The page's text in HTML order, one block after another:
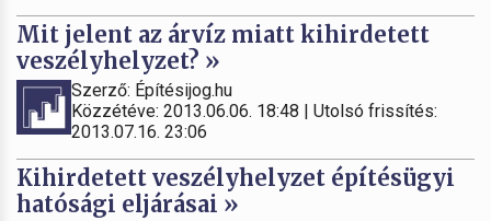
Mit jelent az árvíz miatt kihirdetett
veszélyhelyzet? »
Szerző: Építésijog.hu
Közzétéve: 2013.06.06. 18:48 | Utolsó frissítés:
2013.07.16. 23:06
Kihirdetett veszélyhelyzet építésügyi
hatósági eljárásai »